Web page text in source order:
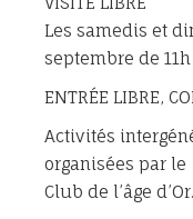
Les samedis et
septembre de 11h
ENTRÉE LIBRE,
Activités
organisées par le
Club de l’âge d’Or.